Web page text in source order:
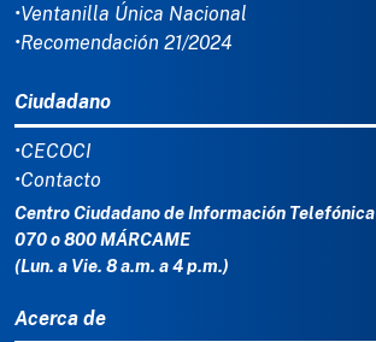
•Ventanilla Única Nacional
•Recomendación 21/2024
Ciudadano
•CECOCI
•Contacto
Centro Ciudadano de Información Telefónica
070 o 800 MÁRCAME
(Lun. a Vie. 8 a.m. a 4 p.m.)
Acerca de